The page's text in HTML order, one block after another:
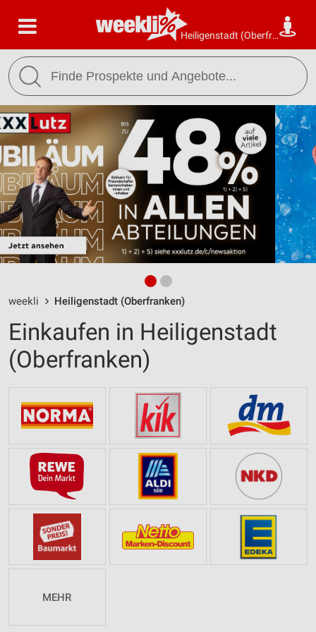
Heiligenstadt (Oberfranken)
weekli Heiligenstadt (Oberfranken)
Einkaufen in Heiligenstadt
(Oberfranken)
MEHR